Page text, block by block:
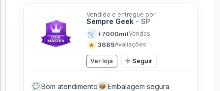
Vendido e entregue por
Sempre Geek - SP
🛒 +7000milVendas
★ 3689Avaliações
Ver loja Seguir
💬 Bom atendimento 📦 Embalagem segura